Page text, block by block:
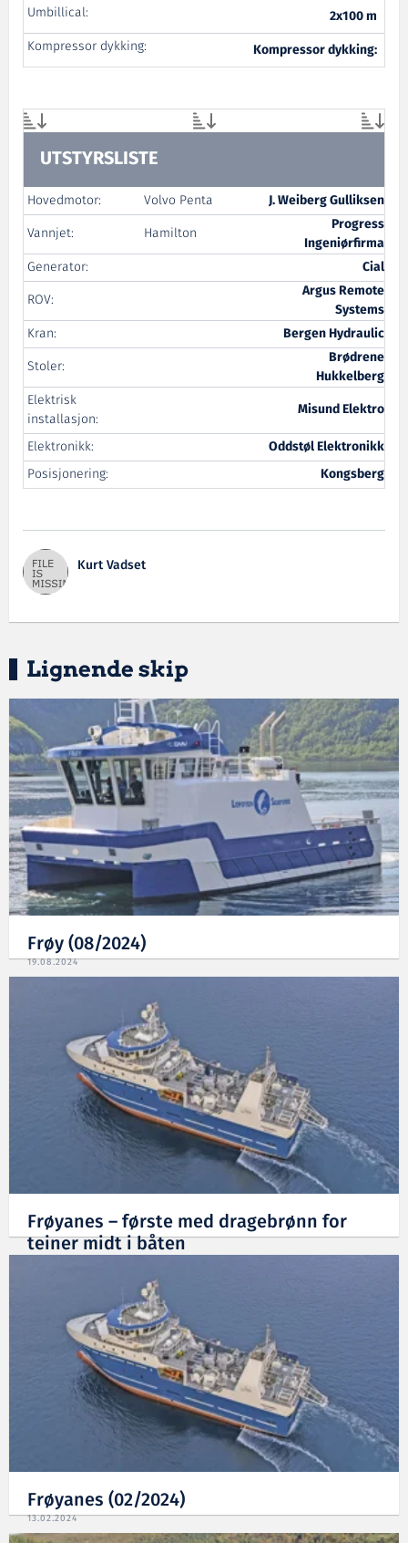
Umbillical:
2x100 m
Kompressor dykking:
Kompressor dykking:
UTSTYRSLISTE
Hovedmotor: Volvo Penta
J. Weiberg Gulliksen
Vannjet:
Hamilton
Progress
Ingeniørfirma
Generator:
Cial
ROV:
Argus Remote
Systems
Kran:
Bergen Hydraulic
Stoler:
Brødrene
Hukkelberg
Elektrisk
installasjon:
Misund Elektro
Elektronikk:
Oddstøl Elektronikk
Posisjonering:
Kongsberg
Kurt Vadset
Lignende skip
Frøy (08/2024)
19.08.2024
Frøyanes – første med dragebrønn for
teiner midt i båten
Frøyanes (02/2024)
13.02.2024